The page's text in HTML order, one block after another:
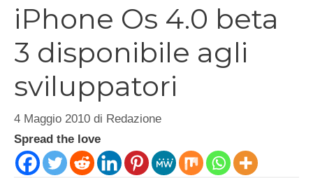
iPhone Os 4.0 beta
3 disponibile agli
sviluppatori
4 Maggio 2010 di Redazione
Spread the love